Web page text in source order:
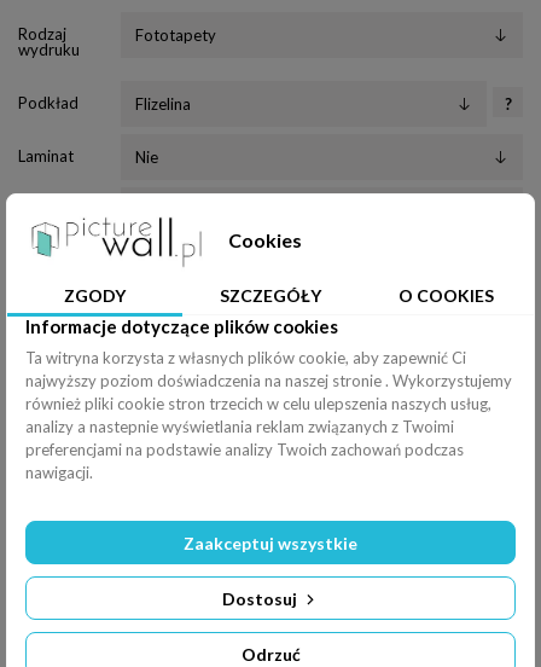
Rodzaj
wydruku
Podkład ?
Laminat
Wałek
Nóż
Pędzel
Efekty
Rozciągnij
Poziomo (100
Pionowo (
Filtry Odbicie
Obrót
Cookies
ZGODY SZCZEGÓŁY O COOKIES
Informacje dotyczące plików cookies
Ta witryna korzysta z własnych plików cookie, aby zapewnić Ci
najwyższy poziom doświadczenia na naszej stronie . Wykorzystujemy
również pliki cookie stron trzecich w celu ulepszenia naszych usług,
analizy a nastepnie wyświetlania reklam związanych z Twoimi
preferencjami na podstawie analizy Twoich zachowań podczas
nawigacji.
Odrzuć
Dostosuj
Zaakceptuj wszystkie